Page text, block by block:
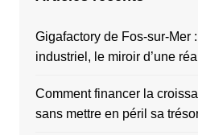
Gigafactory de Fos-sur-Mer :
industriel, le miroir d’une
Comment financer la
sans mettre en péril sa